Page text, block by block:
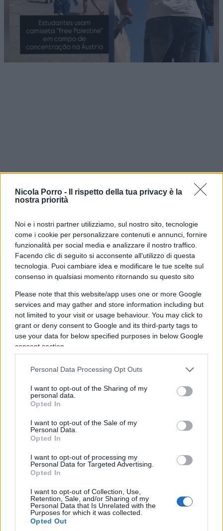
Nicola Porro -
Il rispetto della tua privacy è la
nostra priorità
Noi e i nostri partner utilizziamo, sul nostro sito, tecnologie
come i cookie per personalizzare contenuti e annunci, fornire
funzionalità per social media e analizzare il nostro traffico.
Facendo clic di seguito si acconsente all'utilizzo di questa
tecnologia. Puoi cambiare idea e modificare le tue scelte sul
consenso in qualsiasi momento ritornando su questo sito
Please note that this website/app uses one or more Google
services and may gather and store information including but
not limited to your visit or usage behaviour. You may click to
grant or deny consent to Google and its third-party tags to
use your data for below specified purposes in below Google
consent section.
Personal Data Processing Opt Outs
I want to opt-out of the Sharing of my
personal data.
Opted In
I want to opt-out of the Sale of my
Personal Data.
Opted In
I want to opt-out of processing my
Personal Data for Targeted Advertising.
Opted In
I want to opt-out of Collection, Use,
Retention, Sale, and/or Sharing of my
Personal Data that Is Unrelated with the
Purposes for which it was collected.
Opted Out
Polemica durante una visita scolastica al
memoriale diMauthausen, l’ex campo di
concentramento nazista in Austria. Secondo
immagini e testimonianze diffuse sui social,
alcuni studenti avrebbero indossato magliette con
la scritta“Free Palestine”durante la visita al sito.
In alcune immagini comparirebbe anche il ritratto
Dalal Mughrabimilitante palestinese coinvolta
nell’attentato della strada costiera del 1978 in
Israele, nel quale furono uccise 38 persone, tra cui
La vicenda è stata segnalata sui social da alcuni
visitatori presenti a Mauthausen. Secondo quanto
la scelta di esibire quei simboli proprio all’interno
del memoriale, ricordando la natura del luogo.